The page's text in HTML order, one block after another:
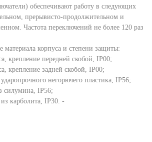
обеспечивают работу в следующих
прерывисто-продолжительном и
Частота переключений не более 120 раз
материала корпуса и степени защиты:
крепление передней скобой, IP00;
крепление задней скобой, IP00;
негорючего пластика, IP56;
силумина, IP56;
карболита, IP30. -